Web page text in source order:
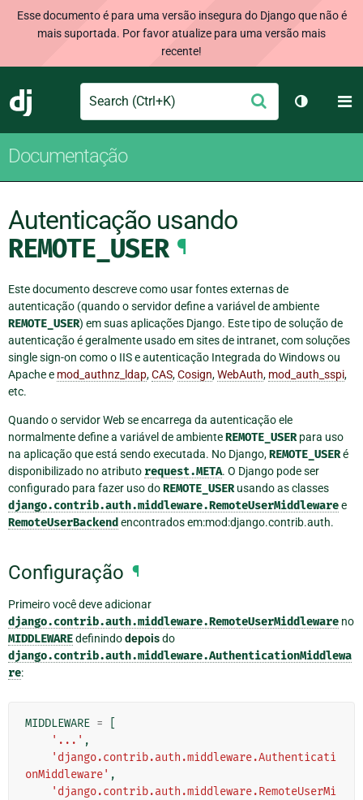
Esse documento é para uma versão insegura do Django que não é
mais suportada. Por favor atualize para uma versão mais
recente!
Django
Search Enviar
Alternar
Documentação
Autenticação usando
REMOTE_USER ¶
Este documento descreve como usar fontes externas de
autenticação (quando o servidor define a variável de ambiente
REMOTE_USER) em suas aplicações Django. Este tipo de solução de
autenticação é geralmente usado em sites de intranet, com soluções
single sign-on como o IIS e autenticação Integrada do Windows ou
Apache e mod_authnz_ldap,CAS,Cosign,WebAuth, mod_auth_sspi,
etc.
Quando o servidor Web se encarrega da autenticação ele
normalmente define a variável de ambienteREMOTE_USER para uso
na aplicação que está sendo executada. No Django,REMOTE_USERé
disponibilizado no atributo request.META. O Django pode ser
configurado para fazer uso doREMOTE_USER usando as classes
django.contrib.auth.middleware.RemoteUserMiddlewaree
RemoteUserBackend encontrados em:mod:django.contrib.auth.
Configuração ¶
Primeiro você deve adicionar
django.contrib.auth.middleware.RemoteUserMiddleware no
MIDDLEWAREdefinindodepoisdo
django.contrib.auth.middleware.AuthenticationMiddlewa
re:
MIDDLEWARE =
'...' ,
'django.contrib.auth.middleware.Authenticati
onMiddleware' ,
'django.contrib.auth.middleware.RemoteUserMi